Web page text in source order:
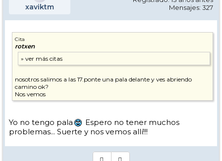
xaviktm
Mensajes: 327
Cita
rotxen
nosotros salimos a las 17.ponte una pala delante y ves abriendo
camino ok?
Nos vemos
Yo no tengo pala
Espero no tener muchos
problemas... Suerte y nos vemos allí!!!